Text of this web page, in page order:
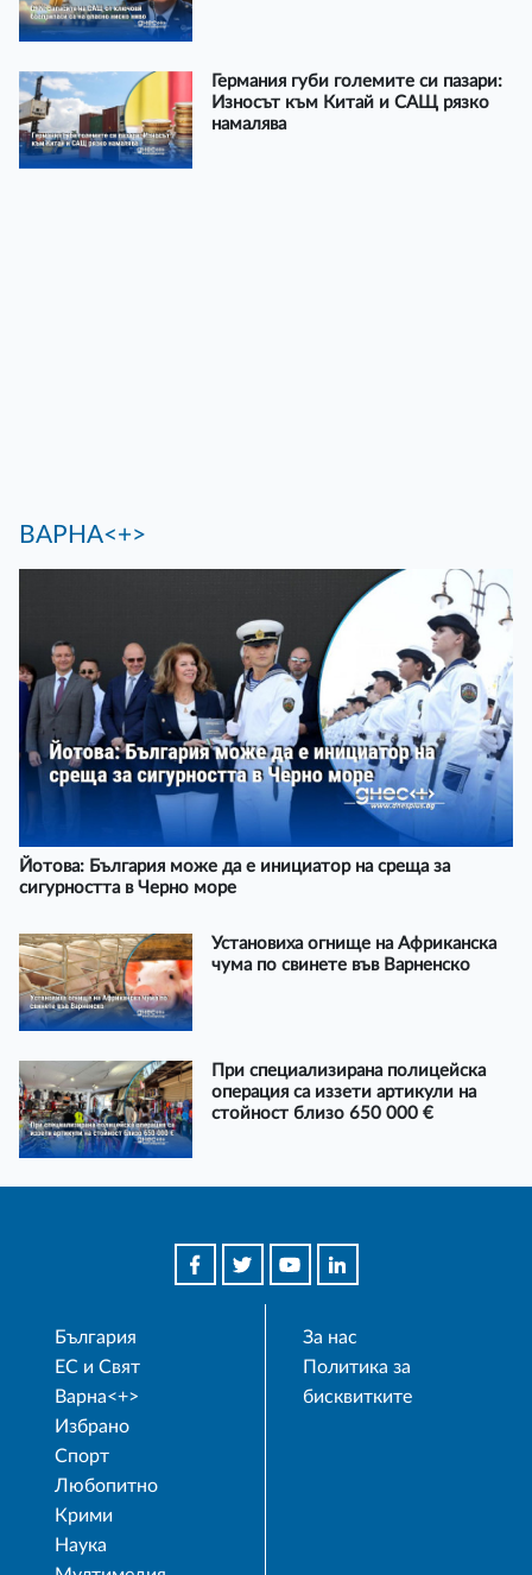
Германия губи големите си пазари:
Износът към Китай и САЩ рязко
намалява
ВАРНА<+>
Йотова: България може да е инициатор на среща за
сигурността в Черно море
Установиха огнище на Африканска
чума по свинете във Варненско
При специализирана полицейска
операция са иззети артикули на
стойност близо 650 000 €
България
ЕС и Свят
Варна<+>
Избрано
Спорт
Любопитно
Крими
Наука
За нас
Политика за
бисквитките